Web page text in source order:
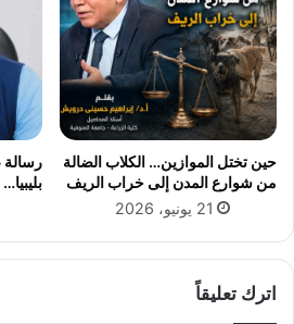
حين تختل الموازين… الكلاب الضالة
من شوارع المدن إلى خراب الريف
21 يونيو، 2026
رسالة
اترك تعليقاً